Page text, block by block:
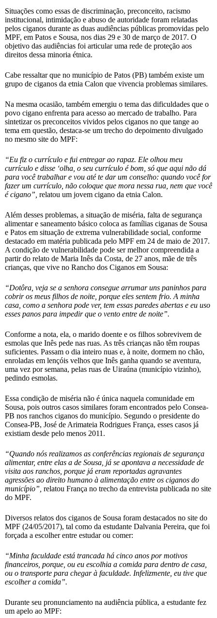
Situações como essas de discriminação, preconceito, racismo
institucional, intimidação e abuso de autoridade foram relatadas
pelos ciganos durante as duas audiências públicas promovidas pelo
MPF, em Patos e Sousa, nos dias 29 e 30 de março de 2017. O
objetivo das audiências foi articular uma rede de proteção aos
direitos dessa minoria étnica.
Cabe ressaltar que no município de Patos (PB) também existe um
grupo de ciganos da etnia Calon que vivencia problemas similares.
Na mesma ocasião, também emergiu o tema das dificuldades que o
povo cigano enfrenta para acesso ao mercado de trabalho. Para
sintetizar os preconceitos vividos pelos ciganos no que tange ao
tema em questão, destaca-se um trecho do depoimento divulgado
no mesmo site do MPF:
“Eu fiz o currículo e fui entregar ao rapaz. Ele olhou meu
currículo e disse ‘olha, o seu currículo é bom, só que aqui não dá
para você trabalhar e vou até te dar um conselho: quando você for
fazer um currículo, não coloque que mora nessa rua, nem que você
é cigano”, relatou um jovem cigano da etnia Calon.
Além desses problemas, a situação de miséria, falta de segurança
alimentar e saneamento básico coloca as famílias ciganas de Sousa
e Patos em situação de extrema vulnerabilidade social, conforme
destacado em matéria publicada pelo MPF em 24 de maio de 2017.
A condição de vulnerabilidade pode ser melhor compreendida a
partir do relato de Maria Inês da Costa, de 27 anos, mãe de três
crianças, que vive no Rancho dos Ciganos em Sousa:
“Dotôra, veja se a senhora consegue arrumar uns paninhos para
cobrir os meus filhos de noite, porque eles sentem frio. A minha
casa, como a senhora pode ver, tem essas paredes abertas e eu uso
esses panos para impedir que o vento entre de noite”.
Conforme a nota, ela, o marido doente e os filhos sobrevivem de
esmolas que Inês pede nas ruas. As três crianças não têm roupas
suficientes. Passam o dia inteiro nuas e, à noite, dormem no chão,
enroladas em lençóis velhos que Inês ganha quando se aventura,
uma vez por semana, pelas ruas de Uiraúna (município vizinho),
pedindo esmolas.
Essa condição de miséria não é única naquela comunidade em
Sousa, pois outros casos similares foram encontrados pelo Consea-
PB nos ranchos ciganos do município. Segundo o presidente do
Consea-PB, José de Arimateia Rodrigues França, esses casos já
existiam desde pelo menos 2011.
“Quando nós realizamos as conferências regionais de segurança
alimentar, entre elas a de Sousa, já se apontava a necessidade de
visita aos ranchos, porque já eram reportadas agravantes
agressões ao direito humano à alimentação entre os ciganos do
município”, relatou França no trecho da entrevista publicada no site
do MPF.
Diversos relatos dos ciganos de Sousa foram destacados no site do
MPF (24/05/2017), tal como da estudante Dalvania Pereira, que foi
forçada a escolher entre estudar ou comer:
“Minha faculdade está trancada há cinco anos por motivos
financeiros, porque, ou eu escolhia a comida para dentro de casa,
ou o transporte para chegar à faculdade. Infelizmente, eu tive que
escolher a comida”.
Durante seu pronunciamento na audiência pública, a estudante fez
um apelo ao MPF: